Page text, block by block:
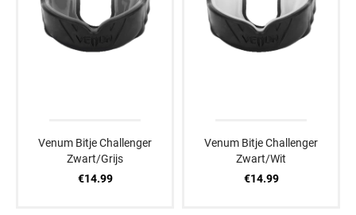
Venum Bitje Challenger
Zwart/Grijs
€14.99
Venum Bitje Challenger
Zwart/Wit
€14.99